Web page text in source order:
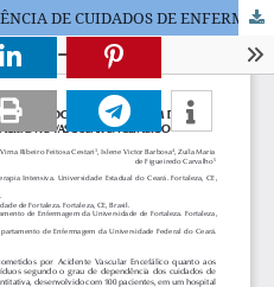
CLASSIFICAÇÃO DA DEPENDÊNCIA DE CUIDADOS DE ENFERMAGEM DOS PACIENTES ACOMETIDOS POR ACIDENTE VASCULAR ENCEFÁLICO